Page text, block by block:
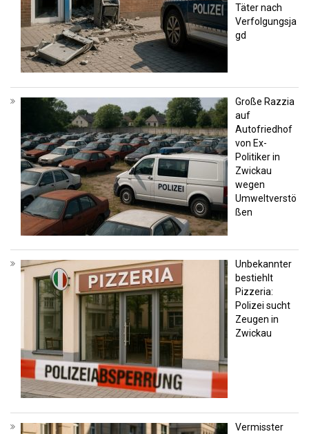
Täter nach
Verfolgungsja
gd
Große Razzia
auf
Autofriedhof
von Ex-
Politiker in
Zwickau
wegen
Umweltverstö
ßen
Unbekannter
bestiehlt
Pizzeria:
Polizei sucht
Zeugen in
Zwickau
Vermisster